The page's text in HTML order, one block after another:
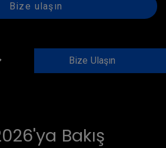
Bize ulaşın
Bize Ulaşın
Bakış